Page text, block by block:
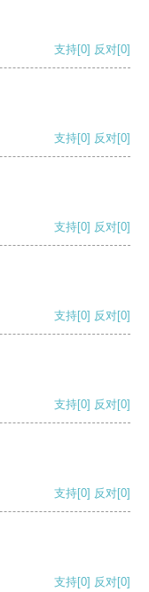
支持[0] 反对[0]
支持[0] 反对[0]
支持[0] 反对[0]
支持[0] 反对[0]
支持[0] 反对[0]
支持[0] 反对[0]
支持[0] 反对[0]